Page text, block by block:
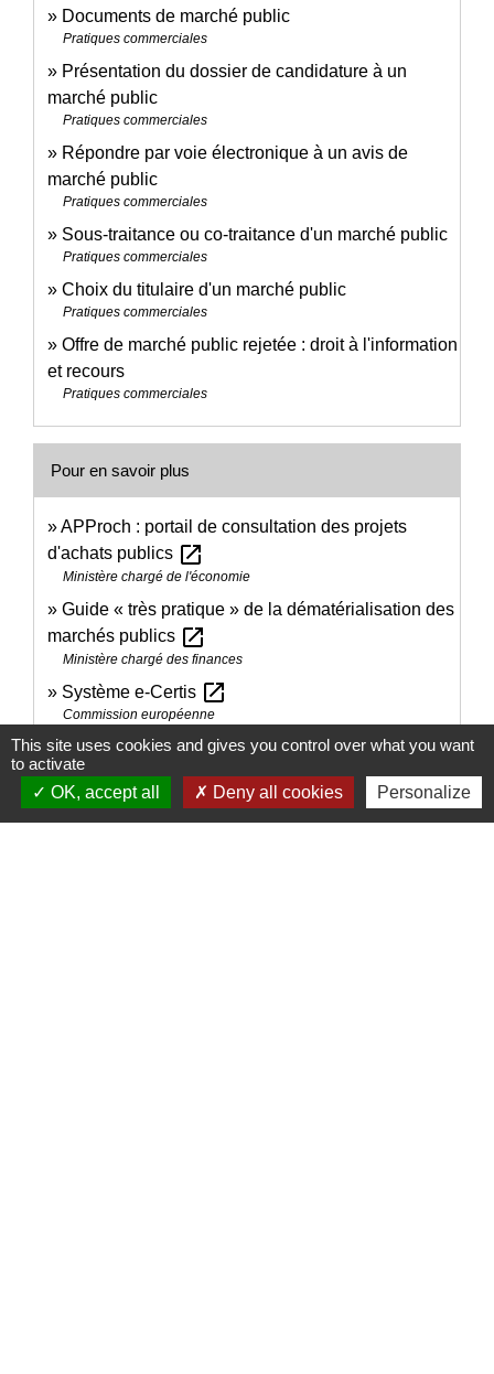
Documents de marché public
Pratiques commerciales
Présentation du dossier de candidature à un
marché public
Pratiques commerciales
Répondre par voie électronique à un avis de
marché public
Pratiques commerciales
Sous-traitance ou co-traitance d'un marché public
Pratiques commerciales
Choix du titulaire d'un marché public
Pratiques commerciales
Offre de marché public rejetée : droit à l'information
et recours
Pratiques commerciales
Pour en savoir plus
APProch : portail de consultation des projets
d'achats publics open_in_new
Ministère chargé de l'économie
Guide « très pratique » de la dématérialisation des
marchés publics open_in_new
Ministère chargé des finances
Système e-Certis open_in_new
Commission européenne
Guide de constitution du dossier d'offre et de
candidatureopen_in_new
Direction de l'information légale et administrative (Dila) - Première
This site uses cookies and gives you control over what you want
to activate
OK, accept all
Deny all cookies Personalize